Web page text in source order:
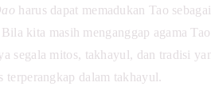
harus dapat memadukan Tao
kita masih menganggap agama Tao
segala mitos, takhayul, dan tradisi
terperangkap dalam takhayul.